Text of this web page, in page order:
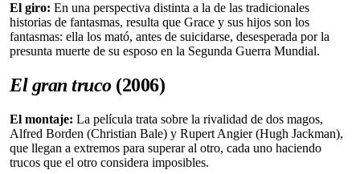
El giro: En una perspectiva distinta a la de las tradicionales
historias de fantasmas, resulta que Grace y sus hijos son los
fantasmas: ella los mató, antes de suicidarse, desesperada por la
presunta muerte de su esposo en la Segunda Guerra Mundial.
El gran truco(2006)
El montaje: La película trata sobre la rivalidad de dos magos,
Alfred Borden (Christian Bale) y Rupert Angier (Hugh Jackman),
que llegan a extremos para superar al otro, cada uno haciendo
trucos que el otro considera imposibles.